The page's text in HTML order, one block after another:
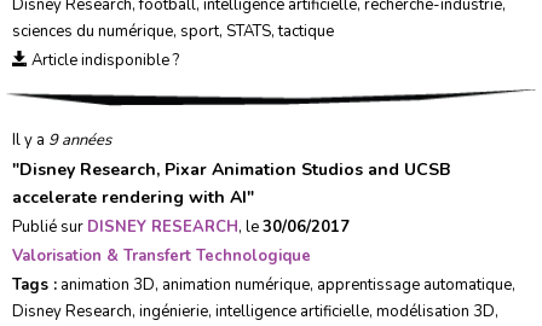
Disney Research,football, intelligence artificielle, recherche-industrie,
sciences du numérique, sport, STATS,tactique
Article indisponible ?
Il y a 9 années
"Disney Research, Pixar Animation Studios and UCSB
accelerate rendering with AI"
Publié sur DISNEY RESEARCH, le30/06/2017
Valorisation & Transfert Technologique
Tags : animation 3D, animation numérique, apprentissage automatique,
Disney Research, ingénierie, intelligence artificielle, modélisation 3D,